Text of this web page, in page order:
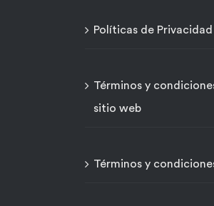
Políticas de Privacidad
Términos y
sitio web
Términos y